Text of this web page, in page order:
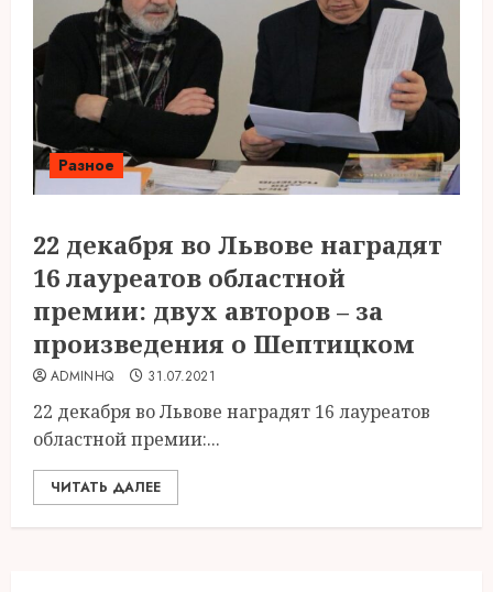
Разное
22 декабря во Львове наградят
16 лауреатов областной
премии: двух авторов – за
произведения о Шептицком
ADMINHQ 31.07.2021
22 декабря во Львове наградят 16 лауреатов
областной премии:...
ЧИТАТЬ ДАЛЕЕ